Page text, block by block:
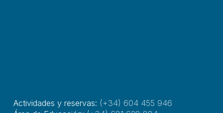
Actividades y reservas: (+34) 604 455 946